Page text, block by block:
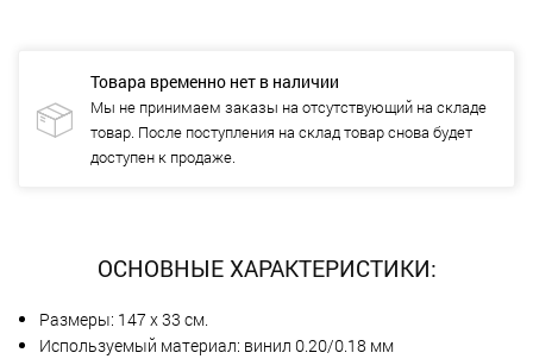
Товара временно нет в наличии
Мы не принимаем заказы на отсутствующий на складе
товар. После поступления на склад товар снова будет
доступен к продаже.
ОСНОВНЫЕ ХАРАКТЕРИСТИКИ:
Размеры: 147 х 33 см.
Используемый материал: винил 0.20/0.18 мм